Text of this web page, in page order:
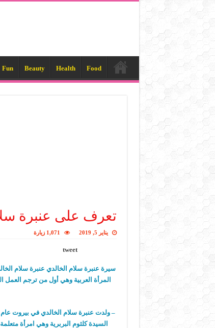
Food
Health
Beauty
Fun
تعرف على عنبرة
يناير 5, 2019 1,071 زيارة
tweet
سيرة عنبرة سلام الخالدي عنبرة سلام
المرأة العربية وهي أول من ترجم العمل
السيدة كلثوم البربرية وهي امرأة